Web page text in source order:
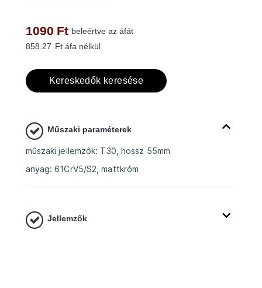
1090 Ft beleértve az áfát
858.27 Ft áfa nélkül
Kereskedők keresése
Műszaki paraméterek
műszaki jellemzők: T30, hossz 55mm
anyag: 61CrV5/S2, mattkróm
Jellemzők